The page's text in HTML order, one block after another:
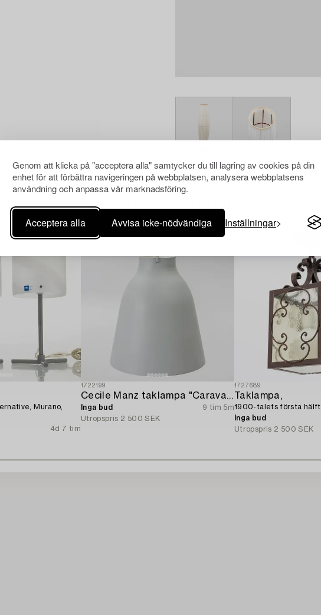
Genom att klicka på "acceptera alla" samtycker du till lagring av cookies på din
enhet för att förbättra navigeringen på webbplatsen, analysera webbplatsens
användning och anpassa vår marknadsföring.
Acceptera alla Avvisa icke-nödvändiga Inställningar
Andra har även tittat på
Murano,
4d 7 tim
1722199
Cecile Manz taklampa "Caravaggio" för Fritz Hansen 2000-tal.
Inga bud
9 tim 5m
Utropspris 2 500 SEK
1727689
Taklampa,
1900-talets första hälft.
Inga bud
Utropspris 2 500 SEK